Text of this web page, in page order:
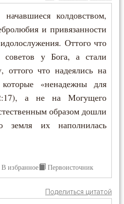
колдовством,
и привязанности
Оттого что
советов у Бога, а стали
оттого что надеялись на
«ненадежны для
а не на Могущего
образом дошли
их наполнилась
В избранное Первоисточник
Поделиться цитатой